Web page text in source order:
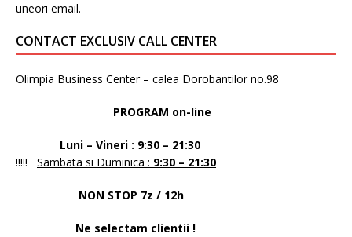
uneori email.
CONTACT EXCLUSIV CALL CENTER
Olimpia Business Center – calea Dorobantilor no.98
PROGRAM on-line
Luni – Vineri : 9:30 – 21:30
!!!!! Sambata si Duminica : 9:30 – 21:30
NON STOP 7z / 12h
Ne selectam clientii !